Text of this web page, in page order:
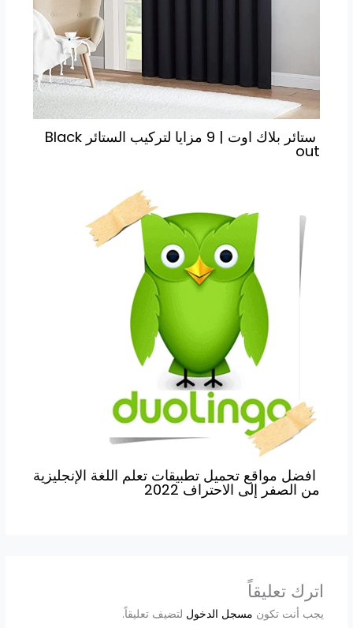
ستائر بلاك اوت | 9 مزايا لتركيب الستائر Black
out
افضل مواقع تحميل تطبيقات تعلم اللغة الإنجليزية
من الصفر إلى الاحتراف 2022
اترك تعليقاً
يجب أنت تكون مسجل الدخول لتضيف تعليقاً.